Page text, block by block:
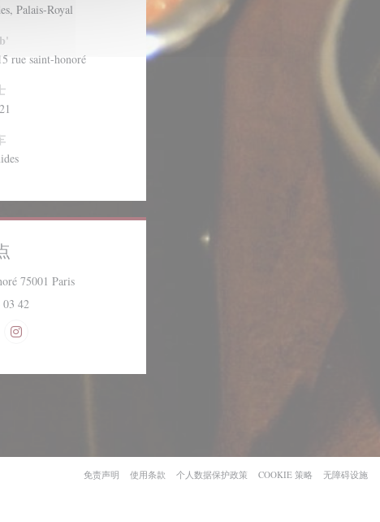
Palais-Royal
rue saint-honoré
75001 Paris((在新窗口中打开))
03 42
((在新窗口中打开))
Instagram ((在新窗口中打开))
免责声明 ((在新窗口中打开))
使用条款 ((在新窗口中打开))
个人数据保护政策 ((在新窗口中打开))
COOKIE 策略((在新窗口中打
无障碍设施((